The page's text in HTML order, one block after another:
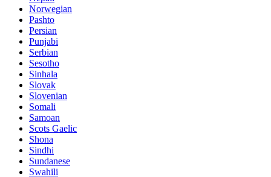
Norwegian
Pashto
Persian
Punjabi
Serbian
Sesotho
Sinhala
Slovak
Slovenian
Somali
Samoan
Scots Gaelic
Shona
Sindhi
Sundanese
Swahili